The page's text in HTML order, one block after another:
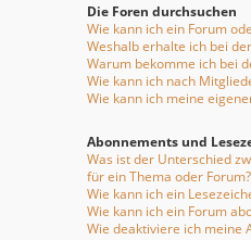
Die Foren durchsuchen
Wie kann ich ein Forum
Weshalb erhalte ich bei
Warum bekomme ich bei
Wie kann ich nach
Wie kann ich meine
Abonnements und
Was ist der Unterschied
für ein Thema oder Forum?
Wie kann ich ein
Wie kann ich ein Forum
Wie deaktiviere ich meine